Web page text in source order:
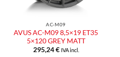
AC-M09
AVUS AC-M09 8,5×19 ET35
5×120 GREY MATT
295,24€ IVA incl.